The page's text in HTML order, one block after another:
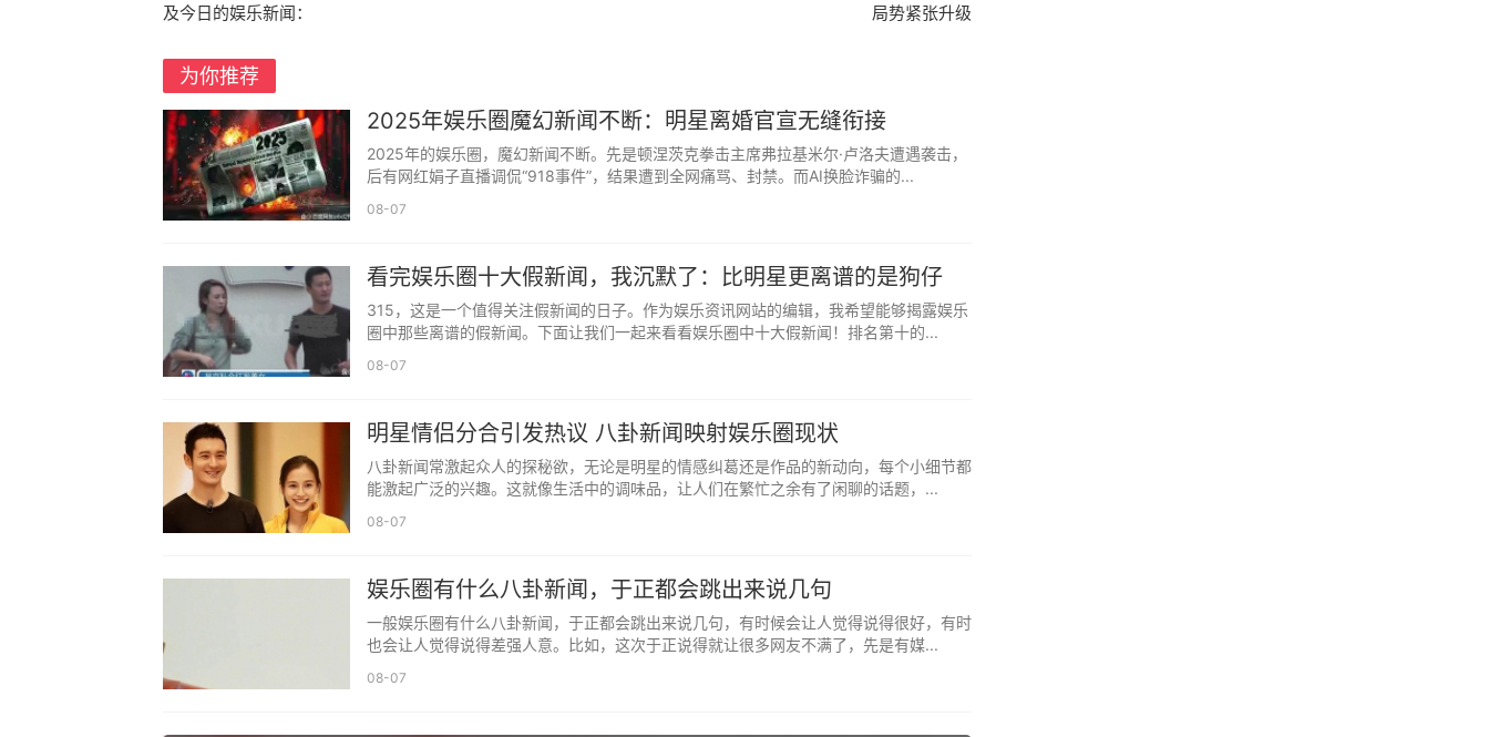
及今日的娱乐新闻：
局势紧张升级
为你推荐
2025年娱乐圈魔幻新闻不断：明星离婚官宣无缝衔接
2025年的娱乐圈，魔幻新闻不断。先是顿涅茨克拳击主席弗拉基米尔·卢洛夫遭遇袭击，
后有网红娟子直播调侃“918事件”，结果遭到全网痛骂、封禁。而AI换脸诈骗的...
08-07
看完娱乐圈十大假新闻，我沉默了：比明星更离谱的是狗仔
315，这是一个值得关注假新闻的日子。作为娱乐资讯网站的编辑，我希望能够揭露娱乐
圈中那些离谱的假新闻。下面让我们一起来看看娱乐圈中十大假新闻！排名第十的...
08-07
明星情侣分合引发热议 八卦新闻映射娱乐圈现状
八卦新闻常激起众人的探秘欲，无论是明星的情感纠葛还是作品的新动向，每个小细节都
能激起广泛的兴趣。这就像生活中的调味品，让人们在繁忙之余有了闲聊的话题，...
08-07
娱乐圈有什么八卦新闻，于正都会跳出来说几句
一般娱乐圈有什么八卦新闻，于正都会跳出来说几句，有时候会让人觉得说得很好，有时
也会让人觉得说得差强人意。比如，这次于正说得就让很多网友不满了，先是有媒...
08-07